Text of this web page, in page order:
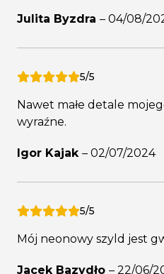
Julita Byzdra – 04/08/
5/5
Nawet małe detale
wyraźne.
Igor Kajak – 02/07/2024
5/5
Mój neonowy szyld jest
Jacek Bazydło – 22/06/